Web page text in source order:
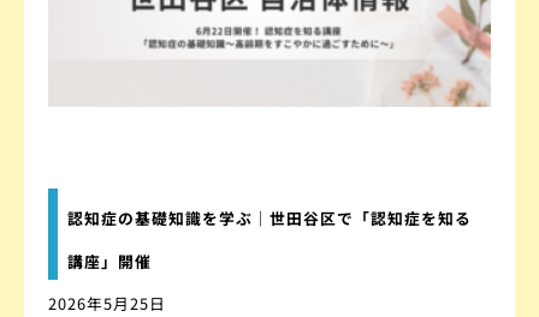
認知症の基礎知識を学ぶ｜世田谷区で「認知症を知る
講座」開催
2026年5月25日